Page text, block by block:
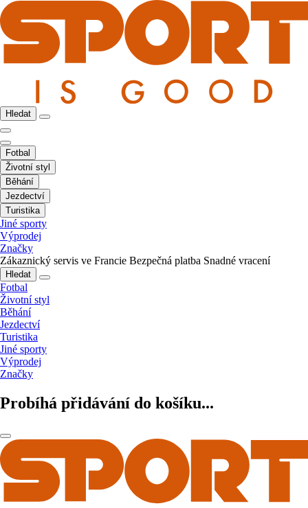
Hledat
Fotbal
Životní styl
Běhání
Jezdectví
Turistika
Jiné sporty
Výprodej
Značky
Zákaznický servis ve Francie Bezpečná platba Snadné vracení
Hledat
Fotbal
Životní styl
Běhání
Jezdectví
Turistika
Jiné sporty
Výprodej
Značky
Probíhá přidávání do košíku...